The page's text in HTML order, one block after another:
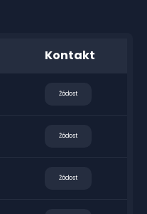
Kontakt
Žádost
Žádost
Žádost